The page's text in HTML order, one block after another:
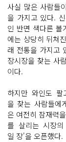
사실 많은 사람들
을 가지고 있다.
인 반면 색다른 볼
에는 상당히 뒤쳐
래 전통을 가지고
장시장을 찾는 사
이다.
하지만 와인도
을 찾는 사람들에
은 여전히 잠재력
를 살리는 시장
일 장'을 오픈했다.